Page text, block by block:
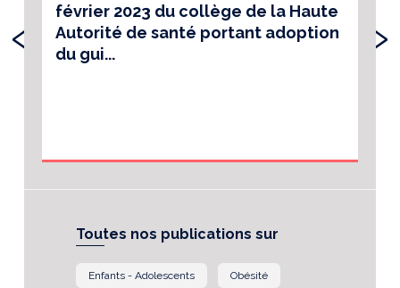
février 2023 du collège de la Haute
Autorité de santé portant adoption
du gui...
‹ ›
Toutes nos publications sur
Enfants - Adolescents Obésité